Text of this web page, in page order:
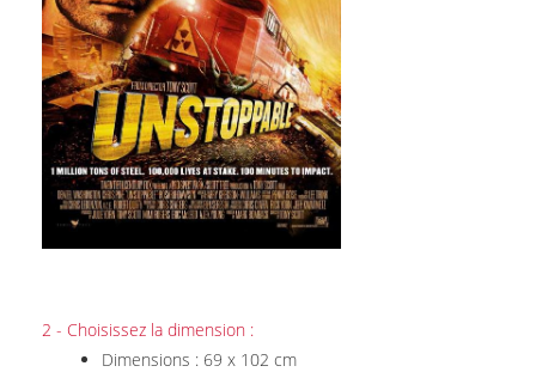
2 - Choisissez la dimension :
Dimensions : 69 x 102 cm